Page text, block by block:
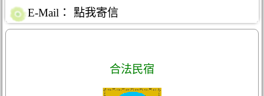
E-Mail： 點我寄信
合法民宿